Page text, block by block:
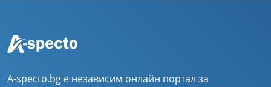
A-specto.bg е независим онлайн портал за